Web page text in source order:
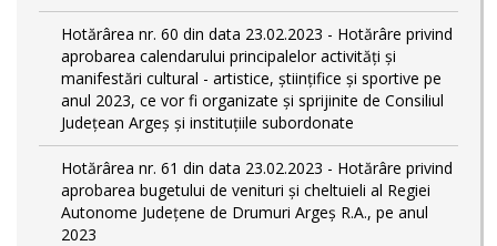
Hotărârea nr. 60 din data 23.02.2023 - Hotărâre privind
aprobarea calendarului principalelor activităţi şi
manifestări cultural - artistice, ştiinţifice şi sportive pe
anul 2023, ce vor fi organizate şi sprijinite de Consiliul
Judeţean Argeş şi instituţiile subordonate
Hotărârea nr. 61 din data 23.02.2023 - Hotărâre privind
aprobarea bugetului de venituri și cheltuieli al Regiei
Autonome Județene de Drumuri Argeș R.A., pe anul
2023